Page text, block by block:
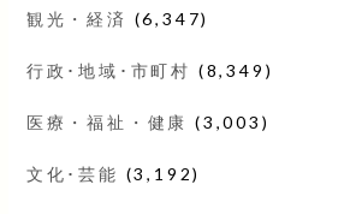
観光・経済 (6,347)
行政･地域･市町村 (8,349)
医療・福祉・健康 (3,003)
文化･芸能 (3,192)